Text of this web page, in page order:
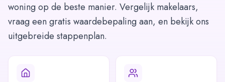
woning op de beste manier. Vergelijk makelaars,
vraag een gratis waardebepaling aan, en bekijk ons
uitgebreide stappenplan.